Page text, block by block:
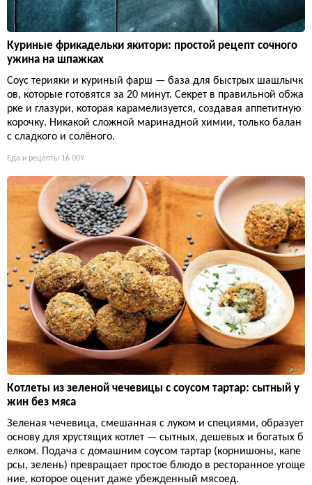
Куриные фрикадельки якитори: простой рецепт сочного
ужина на шпажках
Соус терияки и куриный фарш — база для быстрых шашлычк
ов, которые готовятся за 20 минут. Секрет в правильной обжа
рке и глазури, которая карамелизуется, создавая аппетитную
корочку. Никакой сложной маринадной химии, только балан
с сладкого и солёного.
Еда и рецепты 16 009
Котлеты из зеленой чечевицы с соусом тартар: сытный у
жин без мяса
Зеленая чечевица, смешанная с луком и специями, образует
основу для хрустящих котлет — сытных, дешевых и богатых б
елком. Подача с домашним соусом тартар (корнишоны, капе
рсы, зелень) превращает простое блюдо в ресторанное угоще
ние, которое оценит даже убежденный мясоед.